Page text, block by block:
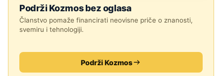
Podrži Kozmos bez oglasa
Članstvo pomaže financirati neovisne priče o znanosti,
svemiru i tehnologiji.
Podrži Kozmos